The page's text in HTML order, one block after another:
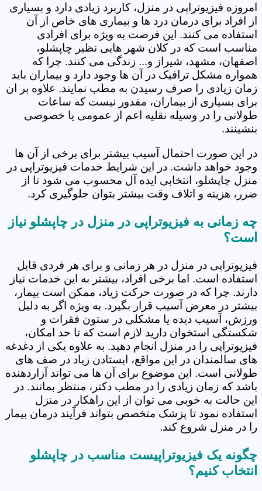
امروزه فیزیوتراپی در منزل، کاربرد زیادی دارد و بسیاری
از افراد برای درمان درد ها و بیماری های خاص از آن
استفاده می کنند. این فرصت به ویژه برای افرادی
مناسب است که در کلان شهر هایی نظیر چاپشلو،
اصفهان، مشهد، شیراز و... زندگی می کنند. چرا که
همواره مشکل ترافیک در آن ها وجود دارد و بیماران باید
زمان زیادی را صرف رسیدن به مطب نمایند. علاوه بر ان
برای بسیاری از بیماران، مقدور نیست که ساعات
طولانی را در وسیله نقلیه اعم از عمومی یا خصوصی
بنشینند.
در این صورت احتمال آسیب بیشتر برای برخی از آن ها
وجود خواهد داشت. در این شرایط خدمات فیزیوتراپی در
منزل چاپشلو، انتخابی ایده آل محسوب می شود تا از
ضرر، هزینه و اتلاف وقت بیشتر بتوان جلوگیری کرد.
چه زمانی به فیزیوتراپی در منزل در چاپشلو نیاز
است؟
فیزیوتراپی در منزل در هر زمانی و برای هر فردی قابل
استفاده است. اما برخی افراد، بیشتر به این خدمات نیاز
دارند. چرا که در صورت حرکت زیاد، ممکن است بیمار،
بیشتر در معرض آسیب قرار بگیرد. به ویژه اگر به دلیل
ورزش، آسیب دیده یا مشکلی در ستون فقرات و
شکستگی استخوان دارید لازم است که تا حد امکان،
فیزیوتراپی را در منزل انجام دهید. به علاوه یکی از دغدغه
های سالمندان در این مواقع، ایستادن زیاد در صف های
طولانی است. این موضوع برای آن ها می تواند آزاردهنده
باشد که زمان زیادی را در مطب دکتر، منتظر بمانند. در
این حالت به خوبی می توان از این راهکار در منزل
استفاده نمود تا پزشک متخصص بتواند فرآیند درمان بیمار
را در منزل شروع کند.
چگونه یک فیزیوتراپیست مناسب در چاپشلو
انتخاب کنیم؟